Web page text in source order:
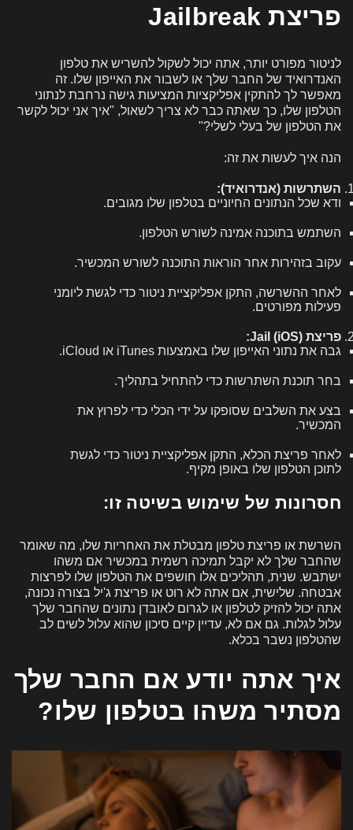
פריצת Jailbreak
לניטור מפורט יותר, אתה יכול לשקול להשריש את טלפון
האנדרואיד של החבר שלך או לשבור את האייפון שלו. זה
מאפשר לך להתקין אפליקציות המציעות גישה נרחבת לנתוני
הטלפון שלו, כך שאתה כבר לא צריך לשאול, "איך אני יכול לקשר
את הטלפון של בעלי לשלי?"
הנה איך לעשות את זה:
השתרשות (אנדרואיד):
ודא שכל הנתונים החיוניים בטלפון שלו מגובים.
השתמש בתוכנה אמינה לשורש הטלפון.
עקוב בזהירות אחר הוראות התוכנה לשורש המכשיר.
לאחר ההשרשה, התקן אפליקציית ניטור כדי לגשת ליומני
פעילות מפורטים.
פריצת Jail (iOS):
גבה את נתוני האייפון שלו באמצעות iTunes או iCloud.
בחר תוכנת השתרשות כדי להתחיל בתהליך.
בצע את השלבים שסופקו על ידי הכלי כדי לפרוץ את
המכשיר.
לאחר פריצת הכלא, התקן אפליקציית ניטור כדי לגשת
לתוכן הטלפון שלו באופן מקיף.
חסרונות של שימוש בשיטה זו:
השרשת או פריצת טלפון מבטלת את האחריות שלו, מה שאומר
שהחבר שלך לא יקבל תמיכה רשמית במכשיר אם משהו
ישתבש. שנית, תהליכים אלו חושפים את הטלפון שלו לפרצות
אבטחה. שלישית, אם אתה לא רוט או פריצת ג'יל בצורה נכונה,
אתה יכול להזיק לטלפון או לגרום לאובדן נתונים שהחבר שלך
עלול לגלות. גם אם לא, עדיין קיים סיכון שהוא עלול לשים לב
שהטלפון נשבר בכלא.
איך אתה יודע אם החבר שלך
מסתיר משהו בטלפון שלו?